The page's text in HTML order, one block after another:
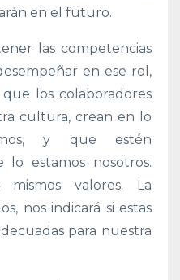
en el futuro.
las competencias
en ese rol,
los colaboradores
cultura, crean en lo
y que estén
lo estamos nosotros.
valores. La
nos indicará si estas
para nuestra